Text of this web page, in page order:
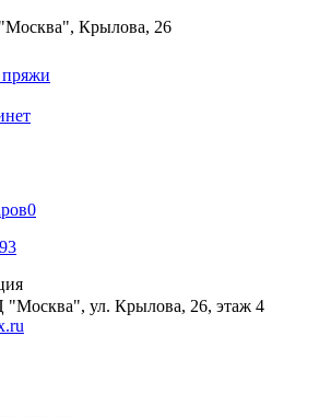
Крылова, 26
пряжи
0
"Москва", ул. Крылова, 26, этаж 4